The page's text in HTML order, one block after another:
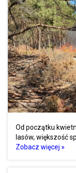
Od początku
lasów, większość
Zobacz więcej »